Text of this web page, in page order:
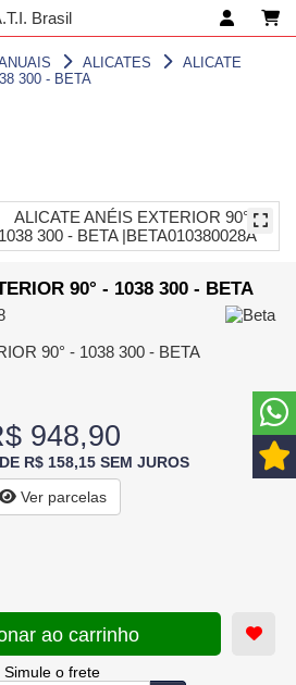
ALICATES
ALICATE
300 - BETA
90° - 1038 300 - BETA
90° - 1038 300 - BETA
948,90
R$ 158,15 SEM JUROS
Ver parcelas
ao carrinho
Simule o frete